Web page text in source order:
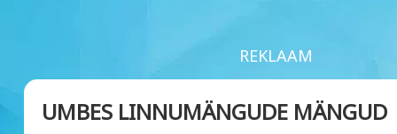
REKLAAM
UMBES LINNUMÄNGUDE MÄNGUD